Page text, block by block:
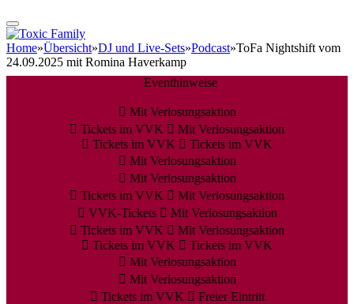
Home»Übersicht»DJ und Live-Sets»Podcast»ToFa Nightshift vom
24.09.2025 mit Romina Haverkamp
Eventhinweise
Mit Verlosungsaktion
Tickets im VVK
Mit Verlosungsaktion
Tickets im VVK
Tickets im VVK
Mit Verlosungsaktion
Mit Verlosungsaktion
Tickets im VVK
Mit Verlosungsaktion
VVK-Tickets
Mit Verlosungsaktion
Tickets im VVK
Mit Verlosungsaktion
Tickets im VVK
Tickets im VVK
Mit Verlosungsaktion
Mit Verlosungsaktion
Tickets im VVK
Freier Eintritt